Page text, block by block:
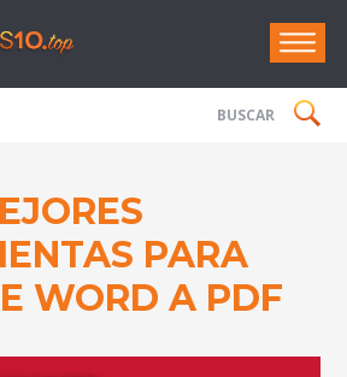
PARA
WORD A PDF